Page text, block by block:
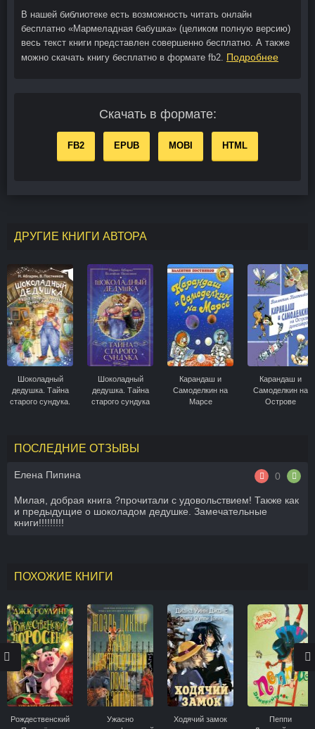
В нашей библиотеке есть возможность читать онлайн
бесплатно «Мармеладная бабушка» (целиком полную версию)
весь текст книги представлен совершенно бесплатно. А также
можно скачать книгу бесплатно в формате fb2. Подробнее
Скачать в формате:
FB2 EPUB MOBI HTML
ДРУГИЕ КНИГИ АВТОРА
Шоколадный
дедушка. Тайна
старого сундука.
Шоколадный
дедушка. Тайна
старого сундука
Карандаш и
Самоделкин на
Марсе
Карандаш и
Самоделкин на
Острове
ПОСЛЕДНИЕ ОТЗЫВЫ
Елена Пипина 0
Милая, добрая книга ?прочитали с удовольствием! Также как
и предыдущие о шоколадом дедушке. Замечательные
книги!!!!!!!!!
ПОХОЖИЕ КНИГИ
Рождественский
Ужасно
Ходячий замок
Пеппи